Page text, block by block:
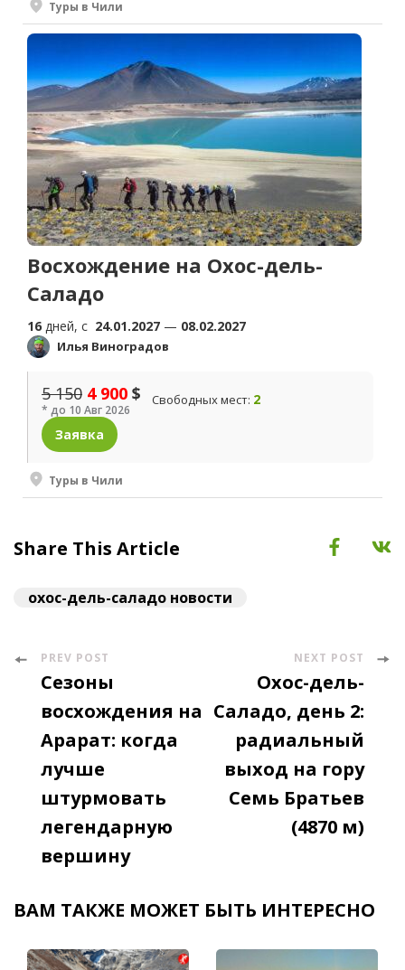
Туры в Чили
Восхождение на Охос-дель-
Саладо
16 дней, c 24.01.2027 — 08.02.2027
Илья Виноградов
5 150 4 900 $
* до 10 Авг 2026
Свободных мест: 2
Заявка
Туры в Чили
Share This Article
охос-дель-саладо новости
Post
Navigation
PREV POST
Сезоны
восхождения на
Арарат: когда
лучше
штурмовать
легендарную
вершину
NEXT POST
Охос-дель-
Саладо, день 2:
радиальный
выход на гору
Семь Братьев
(4870 м)
ВАМ ТАКЖЕ МОЖЕТ БЫТЬ ИНТЕРЕСНО